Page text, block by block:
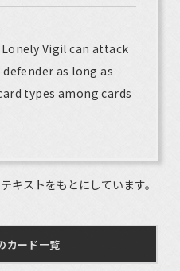
Vigil can attack
as long as
types among cards
キストをもとにしています。
カード一覧